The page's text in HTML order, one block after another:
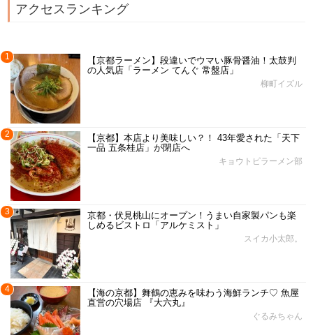
アクセスランキング
1
【京都ラーメン】段違いでウマい豚骨醤油！太鼓判
の人気店「ラーメン てんぐ 常盤店」
柳町イズル
2
【京都】本店より美味しい？！ 43年愛された「天下
一品 五条桂店」が閉店へ
キョウトピラーメン部
3
京都・伏見桃山にオープン！うまい自家製パンも楽
しめるビストロ「アルケミスト」
スイカ小太郎。
4
【海の京都】舞鶴の恵みを味わう海鮮ランチ♡ 魚屋
直営の穴場店 『大六丸』
ぐるみちゃん